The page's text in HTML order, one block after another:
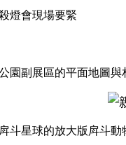
燈會現場要緊
園副展區的平面地圖與
斗星球的放大版戽斗動